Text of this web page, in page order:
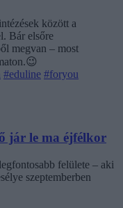
között a
Bár elsőre
megvan – most
#eduline #foryou
jár le ma éjfélkor
felülete – aki
szeptemberben